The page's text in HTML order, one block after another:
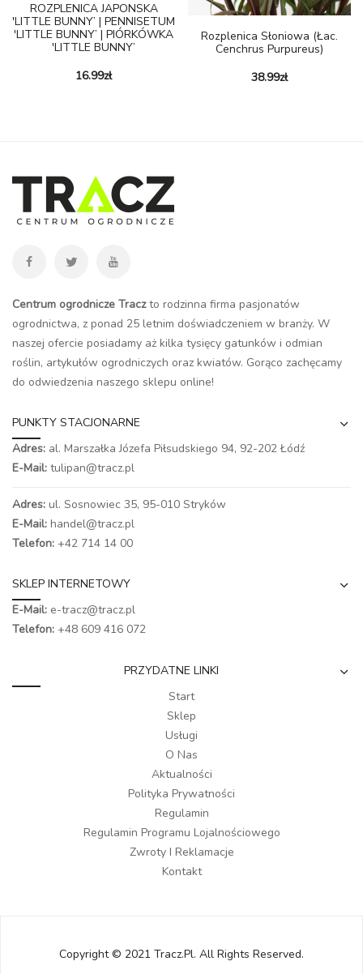
ROZPLENICA JAPONSKA
'LITTLE BUNNY’ | PENNISETUM
'LITTLE BUNNY’ | PIÓRKÓWKA
'LITTLE BUNNY’
16.99zł
Rozplenica Słoniowa (Łac.
Cenchrus Purpureus)
38.99zł
Centrum ogrodnicze Traczto rodzinna firma pasjonatów
ogrodnictwa, z ponad 25 letnim doświadczeniem w branży. W
naszej ofercie posiadamy aż kilka tysięcy gatunków i odmian
roślin, artykułów ogrodniczych oraz kwiatów. Gorąco zachęcamy
do odwiedzenia naszego sklepu online!
PUNKTY STACJONARNE
Adres: al. Marszałka Józefa Piłsudskiego 94, 92-202 Łódź
E-Mail: tulipan@tracz.pl
Adres: ul. Sosnowiec 35, 95-010 Stryków
E-Mail: handel@tracz.pl
Telefon: +42 714 14 00
SKLEP INTERNETOWY
E-Mail: e-tracz@tracz.pl
Telefon: +48 609 416 072
PRZYDATNE LINKI
Start
Sklep
Usługi
O Nas
Aktualności
Polityka Prywatności
Regulamin
Regulamin Programu Lojalnościowego
Zwroty I Reklamacje
Kontakt
Copyright © 2021 Tracz.pl. All Rights Reserved.